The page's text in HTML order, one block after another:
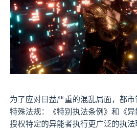
为了应对日益严重的混乱局面，都
特殊法规：《特别执法条例》和《
授权特定的异能者执行更广泛的执